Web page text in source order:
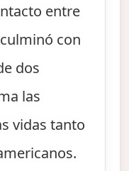
entre
con
dos
las
vidas tanto